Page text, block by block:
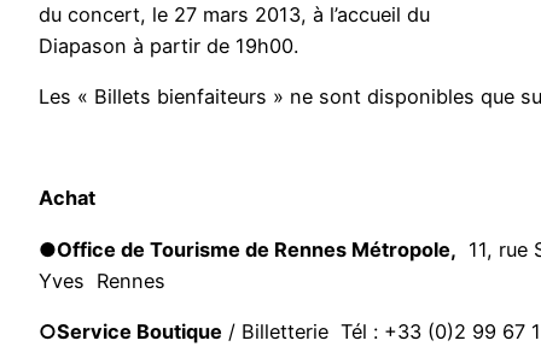
du concert, le 27 mars 2013, à l’accueil du
Diapason à partir de 19h00.
Les « Billets bienfaiteurs » ne sont disponibles que
Achat
●Office de Tourisme de Rennes Métropole, 11, rue
Yves Rennes
○Service Boutique / Billetterie Tél : +33 (0)2 99 67